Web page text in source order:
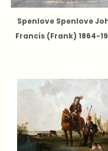
Spenlove Spenlove
Francis (Frank) 1864-